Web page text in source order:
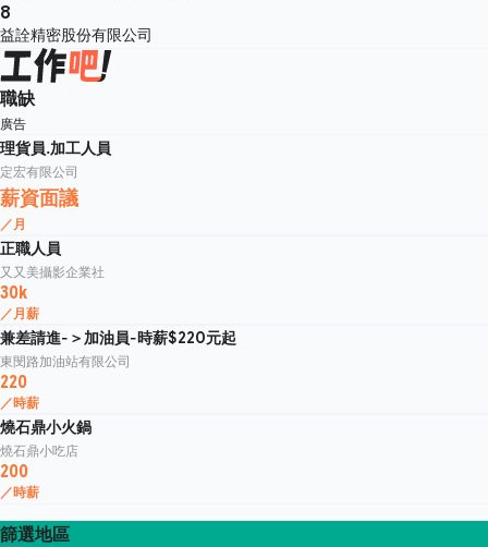
8
益詮精密股份有限公司
職缺
廣告
理貨員.加工人員
定宏有限公司
薪資面議
／月
正職人員
又又美攝影企業社
30k
／月薪
兼差請進-＞加油員-時薪$220元起
東閔路加油站有限公司
220
／時薪
燒石鼎小火鍋
燒石鼎小吃店
200
／時薪
篩選地區